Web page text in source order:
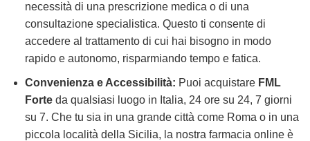
necessità di una prescrizione medica o di una
consultazione specialistica. Questo ti consente di
accedere al trattamento di cui hai bisogno in modo
rapido e autonomo, risparmiando tempo e fatica.
Convenienza e Accessibilità: Puoi acquistare FML
Forteda qualsiasi luogo in Italia, 24 ore su 24, 7 giorni
su 7. Che tu sia in una grande città come Roma o in una
piccola località della Sicilia, la nostra farmacia online è